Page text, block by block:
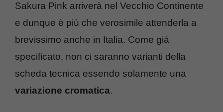
Sakura Pink arriverà nel Vecchio Continente
e dunque è più che verosimile attenderla a
brevissimo anche in Italia. Come già
specificato, non ci saranno varianti della
scheda tecnica essendo solamente una
variazione cromatica.